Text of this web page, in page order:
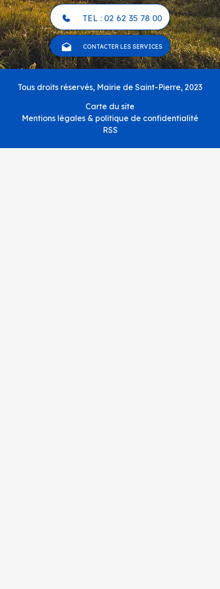
TEL : 02 62 35 78 00
CONTACTER LES SERVICES
Pied
de
page
Tous droits réservés, Mairie de Saint-Pierre, 2023
Carte du site
Mentions légales & politique de confidentialité
RSS